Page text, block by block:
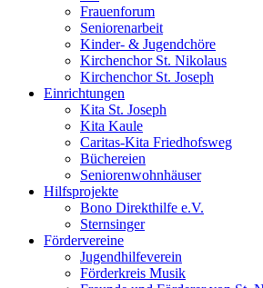
Frauenforum
Seniorenarbeit
Kinder- & Jugendchöre
Kirchenchor St. Nikolaus
Kirchenchor St. Joseph
Einrichtungen
Kita St. Joseph
Kita Kaule
Caritas-Kita Friedhofsweg
Büchereien
Seniorenwohnhäuser
Hilfsprojekte
Bono Direkthilfe e.V.
Sternsinger
Fördervereine
Jugendhilfeverein
Förderkreis Musik